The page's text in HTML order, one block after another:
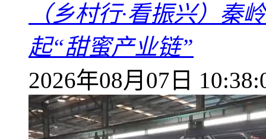
（乡村行·看振兴）秦
起“甜蜜产业链”
2026年08月07日